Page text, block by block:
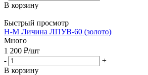
В корзину
Быстрый просмотр
Н-М Личина ЛПУВ-60 (золото)
Много
1 200 ₽/шт
-
+
В корзину